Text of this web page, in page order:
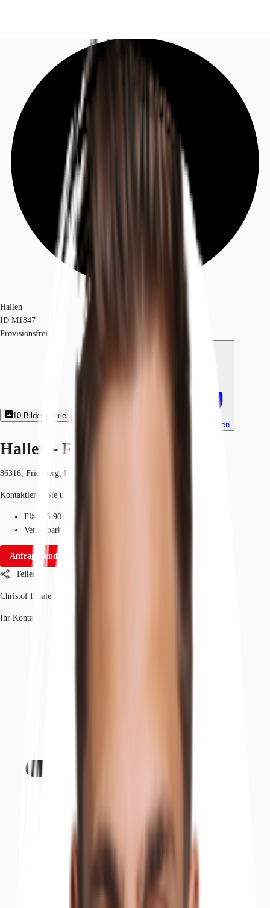
Investieren
Marktinformationen
Mehrwert
Coworking
Ihre Ansprechpartner
Favoriten
Kontaktieren Sie uns
Hallen
ID M1847
Provisionsfrei
10 Bildergalerie
Exposé herunterladen
Hallen - Friedberg - M1847
86316, Friedberg, Bayern
Kontaktieren Sie uns für den Preis
Fläche 5.900 m²
Verfügbarkeit
Anfrage senden
Teilen
Christof Pihale
Ihr Kontakt